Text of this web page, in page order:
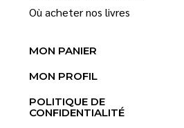
Où acheter nos livres
MON PANIER
MON PROFIL
POLITIQUE DE
CONFIDENTIALITÉ